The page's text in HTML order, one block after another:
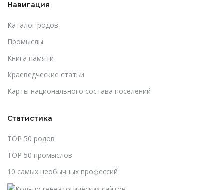
Навигация
Каталог родов
Промыслы
Книга памяти
Краеведческие статьи
Карты национального состава поселений
Статистика
TOP 50 родов
TOP 50 промыслов
10 самых необычных профессий